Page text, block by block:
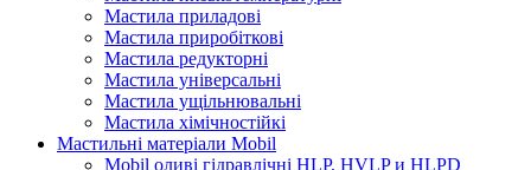
Мастила приладові
Мастила приробіткові
Мастила редукторні
Мастила універсальні
Мастила ущільнювальні
Мастила хімічностійкі
Мастильні матеріали Mobil
Mobil оливі гідравлічні HLP, HVLP и HLPD